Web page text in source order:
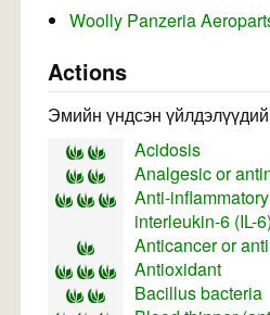
Woolly Panzeria
Actions
Эмийн үндсэн
Acidosis
Analgesic or
Anti-
interleukin-6 (IL-6)
Anticancer or
Antioxidant
Bacillus bacteria